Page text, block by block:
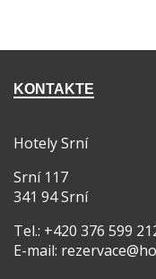
KONTAKTE
Hotely Srní
Srní 117
341 94 Srní
Tel.: +420 376 599
E-mail: